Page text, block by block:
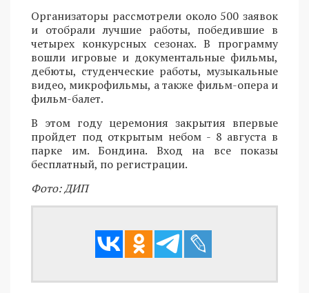
Организаторы рассмотрели около 500 заявок
и отобрали лучшие работы, победившие в
четырех конкурсных сезонах. В программу
вошли игровые и документальные фильмы,
дебюты, студенческие работы, музыкальные
видео, микрофильмы, а также фильм-опера и
фильм-балет.
В этом году церемония закрытия впервые
пройдет под открытым небом - 8 августа в
парке им. Бондина. Вход на все показы
бесплатный, по регистрации.
Фото: ДИП